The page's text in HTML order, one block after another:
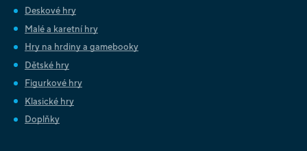
Deskové hry
Malé a karetní hry
Hry na hrdiny a gamebooky
Dětské hry
Figurkové hry
Klasické hry
Doplňky